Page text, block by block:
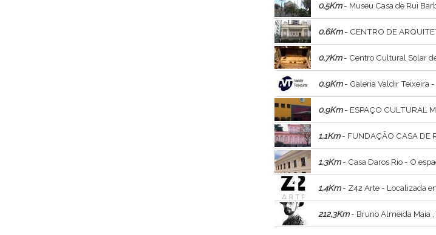
0,5Km- Museu Casa de Rui Barbosa - "[...]
0,6Km- CENTRO DE ARQUITETURA E URBANISMO DO RIO DE JANEIRO - Criado pela Lei
0,7Km- Centro Cultural Solar
0,9Km- Galeria Valdir Teixeira -
0,9Km- ESPAÇO CULTURAL MUNICIPAL SÉRGIO PORTO - O local é um dos espaços culturais
1,1Km- FUNDAÇÃO CASA DE RUI BARBOSA - A mansão onde está instalado o museu,
1,3Km- Casa Daros Rio - O
1,4Km- Z42 Arte - Localizada em uma casa de arquitetura eclética dos anos
212,3Km- Bruno Almeida Maia , em entrevista para o GuiaDasArtes -